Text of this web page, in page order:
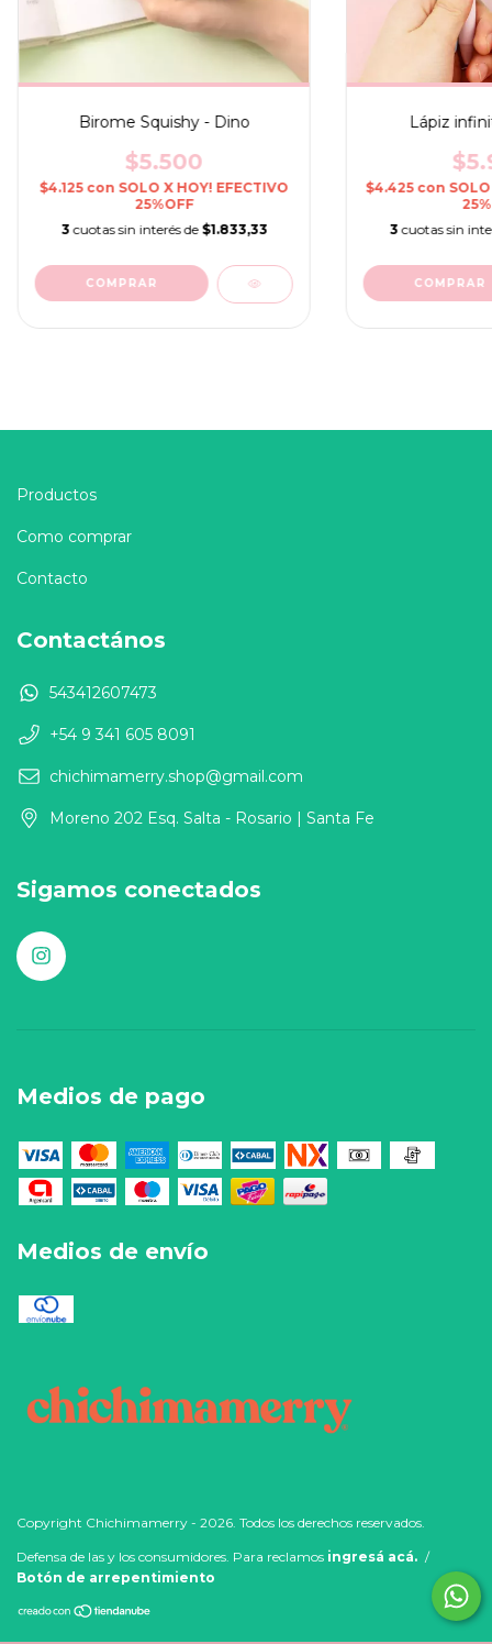
Birome Squishy - Dino
$5.500
$4.125 con SOLO X HOY! EFECTIVO
25%OFF
3 cuotas sin interés de $1.833,33
Lápiz
$4.425 con
3 cuotas sin
COMPRAR
Productos
Como comprar
Contacto
Contactános
543412607473
+54 9 341 605 8091
chichimamerry.shop@gmail.com
Moreno 202 Esq. Salta - Rosario | Santa Fe
Sigamos conectados
Medios de pago
Medios de envío
Copyright Chichimamerry - 2026. Todos los derechos reservados.
Defensa de las y los consumidores. Para reclamos ingresá acá. /
Botón de arrepentimiento